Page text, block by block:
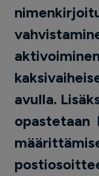
avulla.
opastetaan